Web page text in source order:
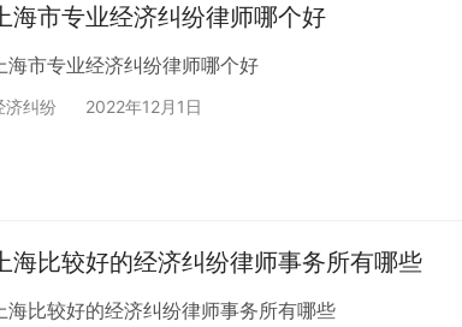
上海市专业经济纠纷律师哪个好
海市专业经济纠纷律师哪个好
济纠纷 2022年12月1日
海比较好的经济纠纷律师事务所有哪些
海比较好的经济纠纷律师事务所有哪些